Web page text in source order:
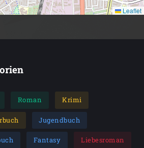
Leaflet
Roman Krimi
Jugendbuch
Fantasy Liebesroman